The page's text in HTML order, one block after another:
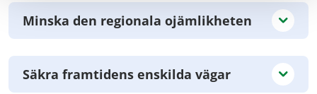
Minska den regionala ojämlikheten
Säkra framtidens enskilda vägar